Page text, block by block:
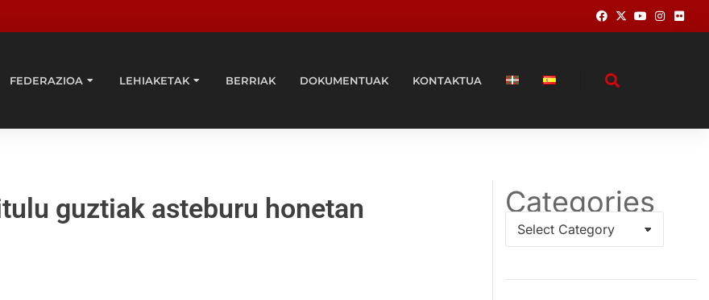
FEDERAZIOA LEHIAKETAK BERRIAK DOKUMENTUAK KONTAKTUA
guztiak asteburu honetan
Categories